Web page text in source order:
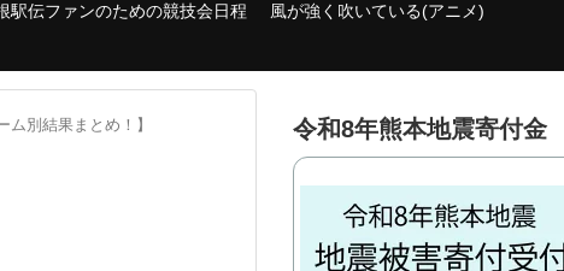
駅伝ファンのための競技会日程
風が強く吹いている(アニメ)
別結果まとめ！】 令和8年熊本地震寄付金